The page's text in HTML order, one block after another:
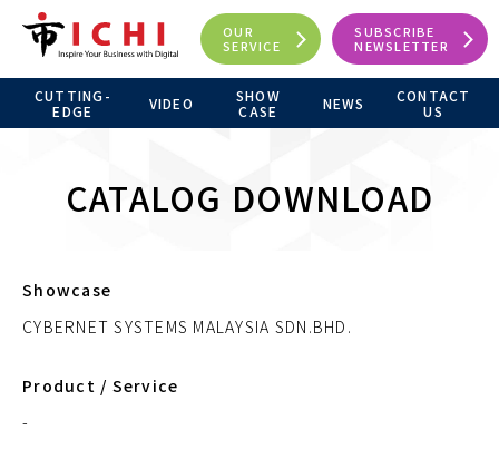
OUR
SERVICE
SUBSCRIBE
NEWSLETTER
CUTTING-
EDGE
VIDEO
SHOW
CASE
NEWS
CONTACT
US
CATALOG DOWNLOAD
Showcase
CYBERNET SYSTEMS MALAYSIA SDN.BHD.
Product / Service
-